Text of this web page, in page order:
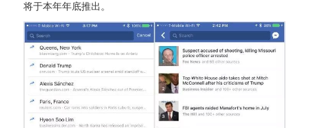
将于本年年底推出。